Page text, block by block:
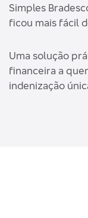
Simples
ficou mais fácil
Uma solução
financeira a
indenização